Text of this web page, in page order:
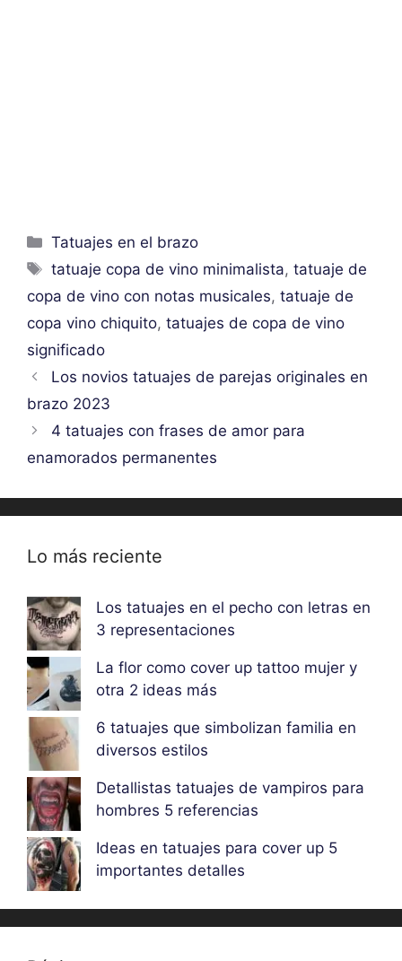
Categorías
Tatuajes en el brazo
Etiquetas
tatuaje copa de vino minimalista,tatuaje de
copa de vino con notas musicales, tatuaje de
copa vino chiquito, tatuajes de copa de vino
significado
Los novios tatuajes de parejas originales en
brazo 2023
4 tatuajes con frases de amor para
enamorados permanentes
Lo más reciente
Los tatuajes en el pecho con letras en
3 representaciones
La flor como cover up tattoo mujer y
otra 2 ideas más
6 tatuajes que simbolizan familia en
diversos estilos
Detallistas tatuajes de vampiros para
hombres 5 referencias
Ideas en tatuajes para cover up 5
importantes detalles